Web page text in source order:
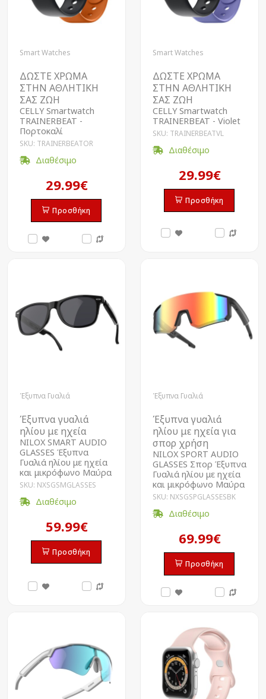
Smart Watches
ΔΩΣΤΕ ΧΡΩΜΑ
ΣΤΗΝ ΑΘΛΗΤΙΚΗ
ΣΑΣ ΖΩΗ
CELLY Smartwatch
TRAINERBEAT -
Πορτοκαλί
SKU: TRAINERBEATOR
Διαθέσιμο
29.99€
Προσθήκη
Smart Watches
ΔΩΣΤΕ ΧΡΩΜΑ
ΣΤΗΝ ΑΘΛΗΤΙΚΗ
ΣΑΣ ΖΩΗ
CELLY Smartwatch
TRAINERBEAT - Violet
SKU: TRAINERBEATVL
Διαθέσιμο
29.99€
Προσθήκη
Έξυπνα Γυαλιά
Έξυπνα γυαλιά
ηλίου με ηχεία
NILOX SMART AUDIO
GLASSES Έξυπνα
Γυαλιά ηλίου με ηχεία
και μικρόφωνο Μαύρα
SKU: NXSGSMGLASSES
Διαθέσιμο
59.99€
Προσθήκη
Έξυπνα Γυαλιά
Έξυπνα γυαλιά
ηλίου με ηχεία για
σπορ χρήση
NILOX SPORT AUDIO
GLASSES Σπορ Έξυπνα
Γυαλιά ηλίου με ηχεία
και μικρόφωνο Μαύρα
SKU: NXSGSPGLASSESBK
Διαθέσιμο
69.99€
Προσθήκη